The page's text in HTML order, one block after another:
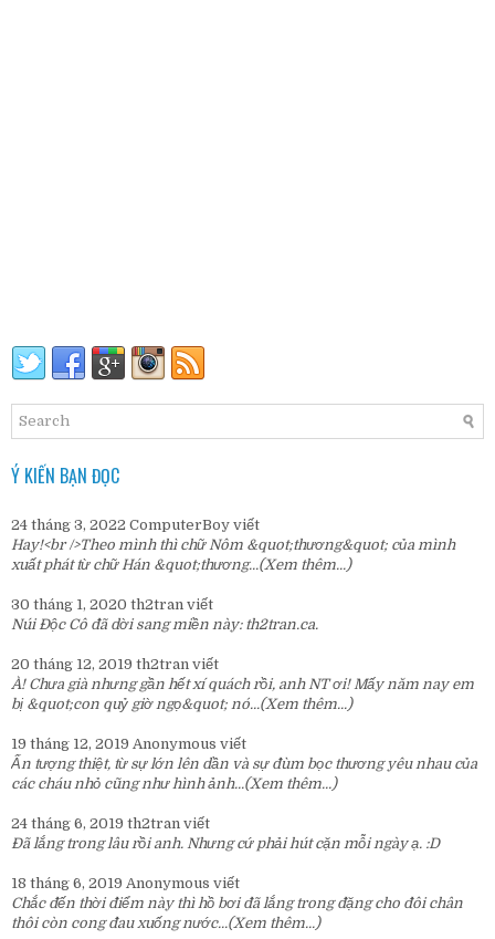
Ý KIẾN BẠN ĐỌC
24 tháng 3, 2022 ComputerBoy viết
Hay!<br />Theo mình thì chữ Nôm &quot;thương&quot; của mình
xuất phát từ chữ Hán &quot;thương...(Xem thêm...)
30 tháng 1, 2020 th2tran viết
Núi Độc Cô đã dời sang miền này: th2tran.ca.
20 tháng 12, 2019 th2tran viết
À! Chưa già nhưng gần hết xí quách rồi, anh NT ơi! Mấy năm nay em
bị &quot;con quỷ giờ ngọ&quot; nó...(Xem thêm...)
19 tháng 12, 2019 Anonymous viết
Ấn tượng thiệt, từ sự lớn lên dần và sự đùm bọc thương yêu nhau của
các cháu nhỏ cũng như hình ảnh...(Xem thêm...)
24 tháng 6, 2019 th2tran viết
Đã lắng trong lâu rồi anh. Nhưng cứ phải hút cặn mỗi ngày ạ. :D
18 tháng 6, 2019 Anonymous viết
Chắc đến thời điểm này thì hồ bơi đã lắng trong đặng cho đôi chân
thôi còn cong đau xuống nước...(Xem thêm...)